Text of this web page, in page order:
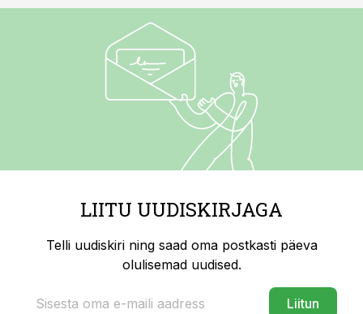
LIITU UUDISKIRJAGA
Telli uudiskiri ning saad oma postkasti päeva
olulisemad uudised.
Liitun